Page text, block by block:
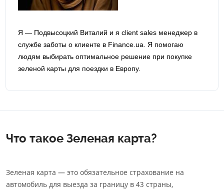
Я — Подвысоцкий Виталий и я сlient sales менеджер в
службе заботы о клиенте в Finance.ua. Я помогаю
людям выбирать оптимальное решение при покупке
зеленой карты для поездки в Европу.
Что такое Зеленая карта?
Зеленая карта — это обязательное страхование на
автомобиль для выезда за границу в 43 страны,